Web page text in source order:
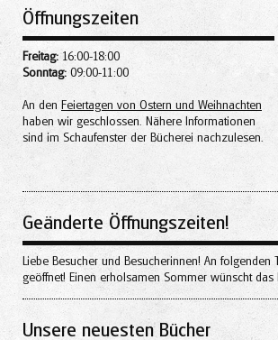
Öffnungszeiten
Freitag: 16:00-18:00
Sonntag:09:00-11:00
An den Feiertagen von Ostern und Weihnachten
haben wir geschlossen. Nähere Informationen
sind im Schaufenster der Bücherei nachzulesen.
Geänderte Öffnungszeiten!
Liebe Besucher und Besucherinnen! An
geöffnet! Einen erholsamen Sommer wünscht das
Unsere neuesten Bücher